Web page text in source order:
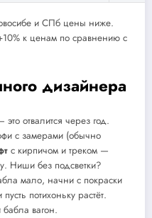
и СПб цены ниже.
к ценам по сравнению с
дизайнера
отвалится через год.
с замерами (обычно
с кирпичом и треком —
Ниши без подсветки?
мало, начни с покраски
потихоньку растёт.
вагон.